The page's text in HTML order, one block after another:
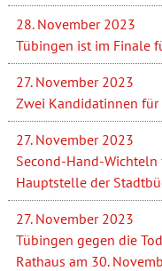
28. November 2023
Tübingen ist im Finale
27. November 2023
Zwei Kandidatinnen für
27. November 2023
Second-Hand-
Hauptstelle der
27. November 2023
Tübingen gegen die
Rathaus am 30.